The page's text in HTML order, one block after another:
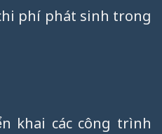
phí phát sinh trong
khai các công trình